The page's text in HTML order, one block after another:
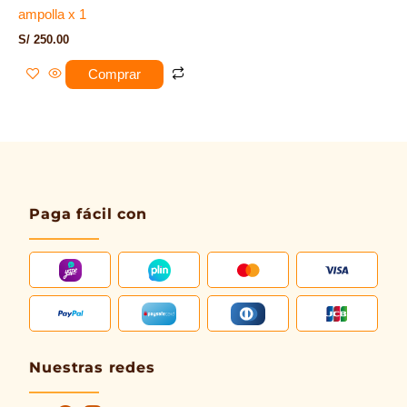
ampolla x 1
S/ 250.00
Comprar
Paga fácil con
Nuestras redes